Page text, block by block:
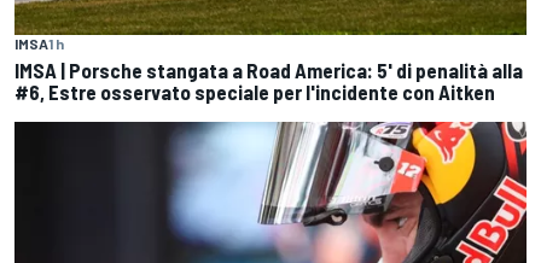
IMSA1 h
IMSA | Porsche stangata a Road America: 5' di penalità alla
#6, Estre osservato speciale per l'incidente con Aitken